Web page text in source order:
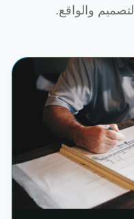
والواقع.